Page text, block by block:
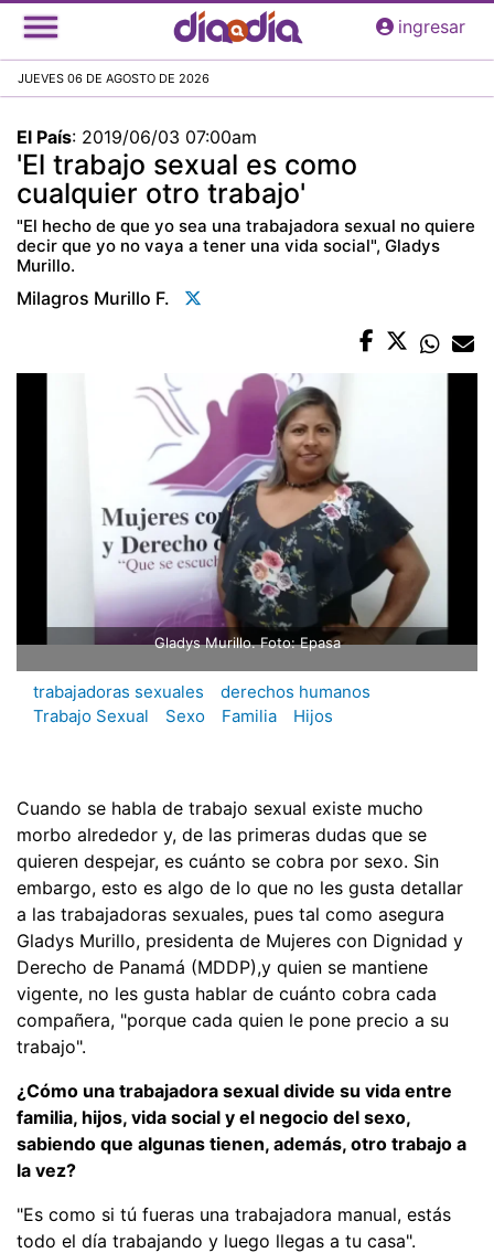
Pasar
al
principal
ingresar
JUEVES 06 DE AGOSTO DE 2026
El País: 2019/06/03 07:00am
'El trabajo sexual es como
cualquier otro trabajo'
"El hecho de que yo sea una trabajadora sexual no quiere
decir que yo no vaya a tener una vida social", Gladys
Murillo.
Milagros Murillo F.
Gladys Murillo. Foto: Epasa
trabajadoras sexuales
derechos humanos
Trabajo Sexual
Sexo Familia Hijos
Cuando se habla de trabajo sexual existe mucho
morbo alrededor y, de las primeras dudas que se
quieren despejar, es cuánto se cobra por sexo. Sin
embargo, esto es algo de lo que no les gusta detallar
a las trabajadoras sexuales, pues tal como asegura
Gladys Murillo, presidenta de Mujeres con Dignidad y
Derecho de Panamá (MDDP),y quien se mantiene
vigente, no les gusta hablar de cuánto cobra cada
compañera, "porque cada quien le pone precio a su
trabajo".
¿Cómo una trabajadora sexual divide su vida entre
familia, hijos, vida social y el negocio del sexo,
sabiendo que algunas tienen, además, otro trabajo a
la vez?
"Es como si tú fueras una trabajadora manual, estás
todo el día trabajando y luego llegas a tu casa".